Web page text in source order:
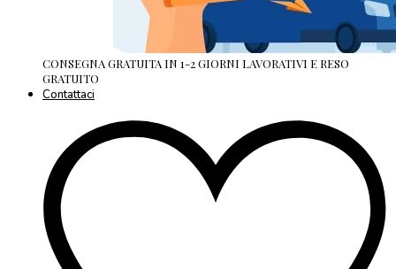
CONSEGNA GRATUITA IN 1-2 GIORNI LAVORATIVI E RESO
GRATUITO
Contattaci